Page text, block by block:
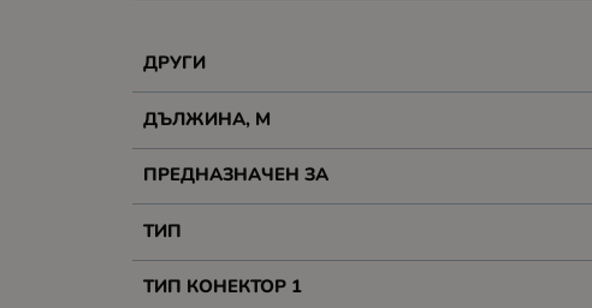
ДРУГИ
ДЪЛЖИНА, М
ПРЕДНАЗНАЧЕН ЗА
ТИП
ТИП КОНЕКТОР 1